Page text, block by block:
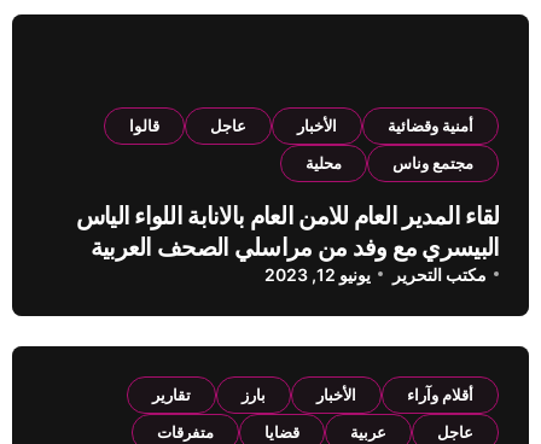
أمنية وقضائية الأخبار عاجل
قالوا
مجتمع وناس
محلية
لقاء المدير العام للامن العام بالانابة اللواء الياس
البيسري مع وفد من مراسلي الصحف العربية
مكتب التحرير يونيو 12, 2023
أقلام وآراء الأخبار بارز
تقارير
عاجل
عربية قضايا
متفرقات